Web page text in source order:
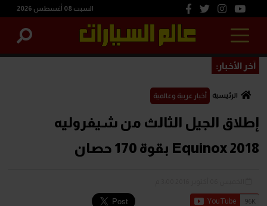
السبت 08 أغسطس 2026
آخر الأخبار:
الرئيسية أخبار عربية وعالمية
إطلاق الجيل الثالث من شيفروليه
Equinox 2018 بقوة 170 حصان